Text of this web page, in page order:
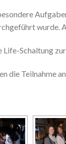
Schaltung
die Teilnahme